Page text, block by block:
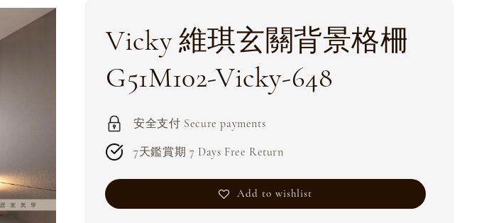
Vicky 維琪玄關背景格柵
G51M102-Vicky-648
安全支付 Secure payments
7天鑑賞期 7 Days Free Return
Add to wishlist